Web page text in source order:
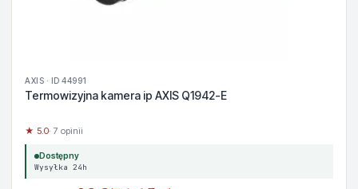
AXIS · ID 44991
Termowizyjna kamera ip AXIS Q1942-E
★ 5.0· 7 opinii
Dostępny
Wysyłka 24h